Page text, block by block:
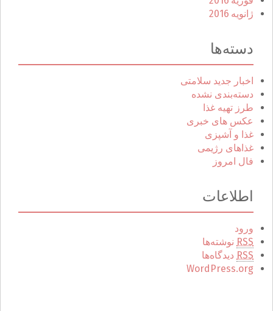
ژانویه 2016
دسته‌ها
اخبار جدید سلامتی
دسته‌بندی نشده
طرز تهیه غذا
عکس های خبری
غذا و آشپزی
غذاهای رژیمی
فال امروز
اطلاعات
ورود
RSS نوشته‌ها
RSS دیدگاه‌ها
WordPress.org